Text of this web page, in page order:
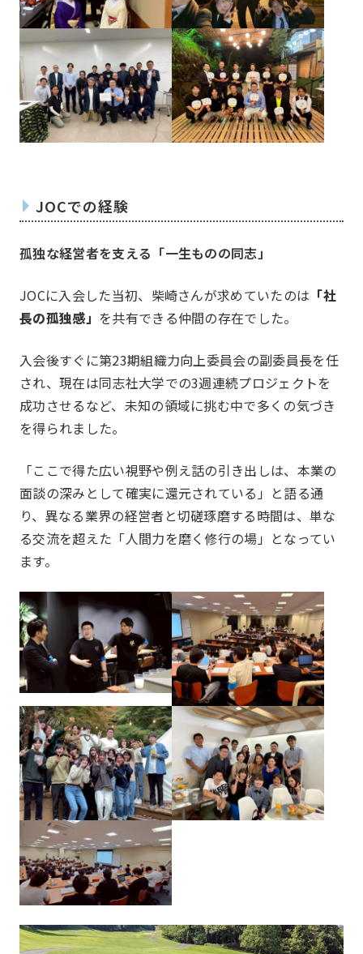
プロジェクト Project
一覧を見る
HAPPY BURGER
アグリベンチャー
JOC LAB
JOC ビジネススクール
KYO＋
Hatch & Evolve（ハチエ
ボ）
同好会 Club
JJクラブ（ジョギング）
アズーロ（サッカー愛好
会）
テニス同好会
十柱戯（ボウリング）
アウトドア同好会
シャンティ（ヨガ）
JOCでの経験
孤独な経営者を支える「一生ものの同志」
JOCに入会した当初、柴崎さんが求めていたのは 「社
長の孤独感」 を共有できる仲間の存在でした。
入会後すぐに第23期組織力向上委員会の副委員長を任
され、現在は同志社大学での3週連続プロジェクトを
成功させるなど、未知の領域に挑む中で多くの気づき
を得られました。
「ここで得た広い視野や例え話の引き出しは、本業の
面談の深みとして確実に還元されている」と語る通
り、異なる業界の経営者と切磋琢磨する時間は、単な
る交流を超えた「人間力を磨く修行の場」となってい
ます。